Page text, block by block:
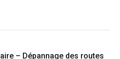
– Dépannage des routes